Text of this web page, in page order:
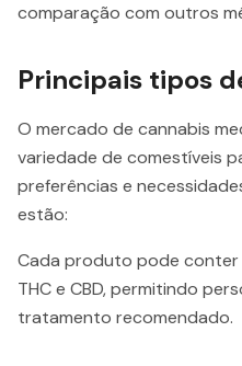
comparação com outros
Principais tipos
O mercado de cannabis
variedade de comestíveis
preferências e
estão:
Cada produto pode
THC e CBD, permitindo
tratamento recomendado.